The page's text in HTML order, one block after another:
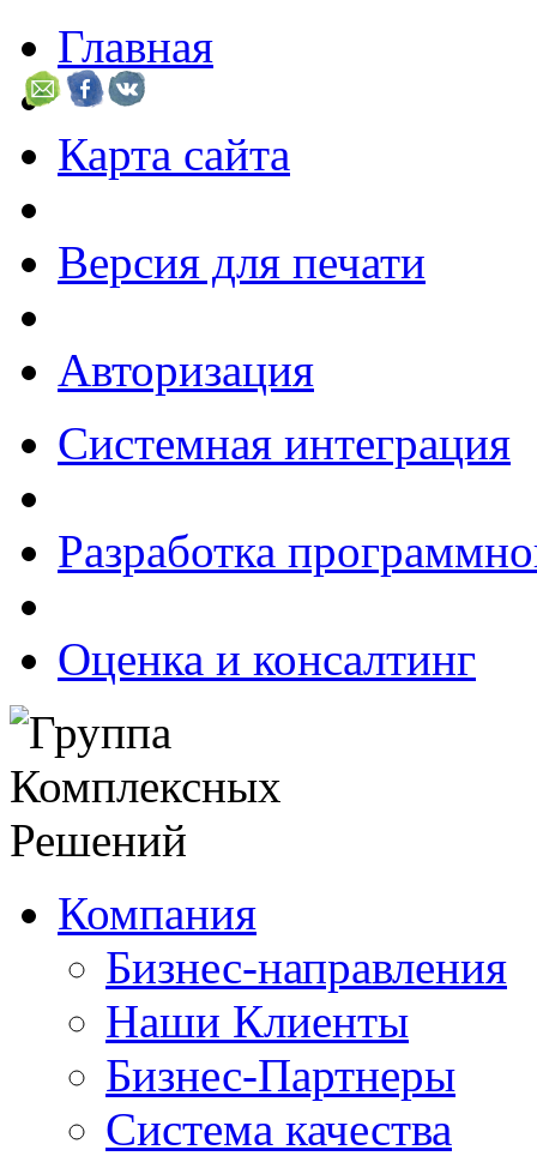
Главная
Карта сайта
Версия для печати
Авторизация
Системная интеграция
Разработка
Оценка и консалтинг
Компания
Бизнес-направления
Наши Клиенты
Бизнес-Партнеры
Система качества